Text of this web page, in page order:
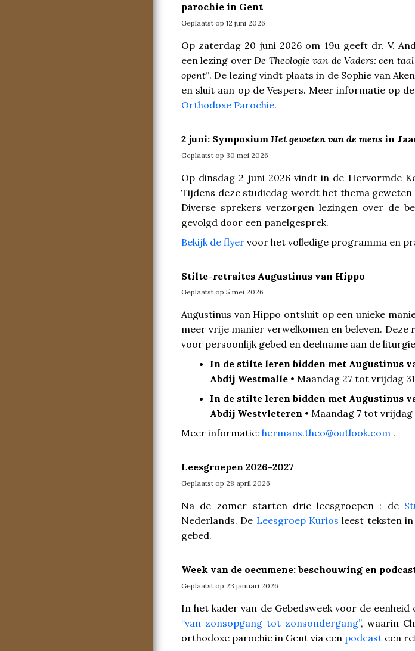
parochie in Gent
Geplaatst op 12 juni 2026
Op zaterdag 20 juni 2026 om 19u geeft dr. V.
een lezing over De Theologie van de Vaders: een
opent”. De lezing vindt plaats in de Sophie van
en sluit aan op de Vespers. Meer informatie op de
Orthodoxe Parochie.
2 juni: Symposium Het geweten van de mens in
Geplaatst op 30 mei 2026
Op dinsdag 2 juni 2026 vindt in de Hervormde
Tijdens deze studiedag wordt het thema
Diverse sprekers verzorgen lezingen over de
gevolgd door een panelgesprek.
Bekijk de flyer voor het volledige programma en
Stilte-retraites Augustinus van Hippo
Geplaatst op 5 mei 2026
Augustinus van Hippo ontsluit op een unieke
meer vrije manier verwelkomen en beleven.
voor persoonlijk gebed en deelname aan de
In de stilte leren bidden met Augustinus
Abdij Westmalle • Maandag 27 tot vrijdag
In de stilte leren bidden met Augustinus
Abdij Westvleteren • Maandag 7 tot vrijdag
Meer informatie: hermans.theo@outlook.com .
Leesgroepen 2026-2027
Geplaatst op 28 april 2026
Na de zomer starten drie leesgroepen : de
Nederlands. De Leesgroep Kurios leest teksten
gebed.
Week van de oecumene: beschouwing en
Geplaatst op 23 januari 2026
In het kader van de Gebedsweek voor de
“van zonsopgang tot zonsondergang”, waarin
orthodoxe parochie in Gent via een podcast een